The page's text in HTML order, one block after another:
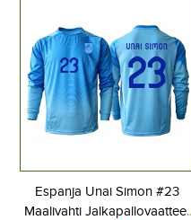
Espanja Unai Simon #23
Maalivahti Jalkapallovaatteet